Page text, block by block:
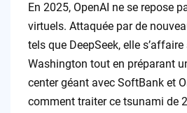
En 2025, OpenAI ne se repose
virtuels. Attaquée par de
tels que DeepSeek, elle
Washington tout en préparant
center géant avec SoftBank et
comment traiter ce tsunami de